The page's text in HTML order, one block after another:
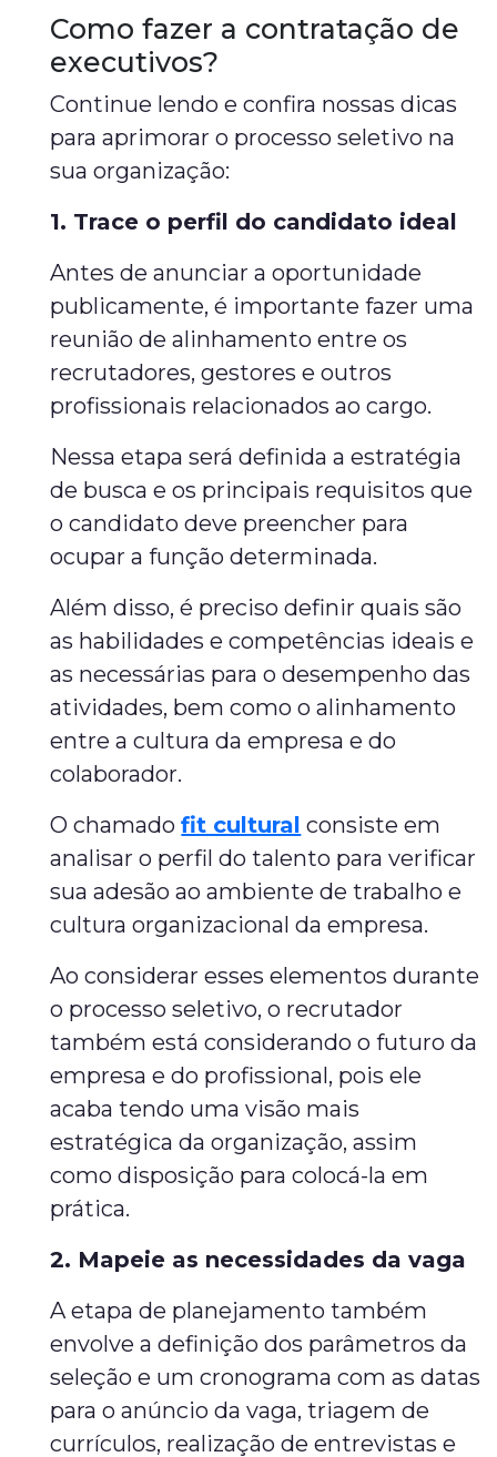
Como fazer a contratação de
executivos?
Continue lendo e confira nossas dicas
para aprimorar o processo seletivo na
sua organização:
1. Trace o perfil do candidato ideal
Antes de anunciar a oportunidade
publicamente, é importante fazer uma
reunião de alinhamento entre os
recrutadores, gestores e outros
profissionais relacionados ao cargo.
Nessa etapa será definida a estratégia
de busca e os principais requisitos que
o candidato deve preencher para
ocupar a função determinada.
Além disso, é preciso definir quais são
as habilidades e competências ideais e
as necessárias para o desempenho das
atividades, bem como o alinhamento
entre a cultura da empresa e do
colaborador.
O chamadofit cultural consiste em
analisar o perfil do talento para verificar
sua adesão ao ambiente de trabalho e
cultura organizacional da empresa.
Ao considerar esses elementos durante
o processo seletivo, o recrutador
também está considerando o futuro da
empresa e do profissional, pois ele
acaba tendo uma visão mais
estratégica da organização, assim
como disposição para colocá-la em
prática.
2. Mapeie as necessidades da vaga
A etapa de planejamento também
envolve a definição dos parâmetros da
seleção e um cronograma com as datas
para o anúncio da vaga, triagem de
currículos, realização de entrevistas e